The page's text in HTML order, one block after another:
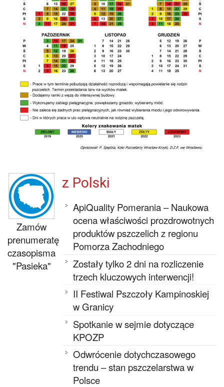
Zamów
prenumeratę
czasopisma
"Pasieka"
z Polski
ApiQuality Pomerania – Naukowa
ocena właściwości prozdrowotnych
produktów pszczelich z regionu
Pomorza Zachodniego
Zostały tylko 2 dni na rozliczenie
trzech kluczowych interwencji!
II Festiwal Pszczoły Kampinoskiej
w Granicy
Spotkanie w sejmie dotyczące
KPOZP
Odwrócenie dotychczasowego
trendu – stan pszczelarstwa w
Polsce